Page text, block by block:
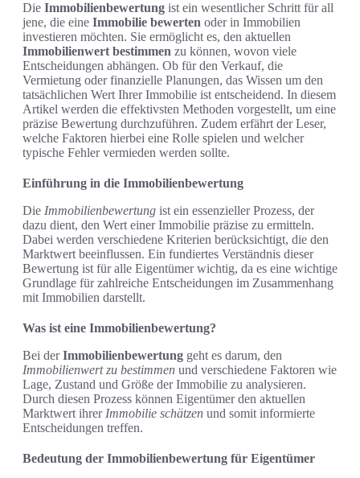
Die Immobilienbewertung ist ein wesentlicher Schritt für all
jene, die eine Immobilie bewerten oder in Immobilien
investieren möchten. Sie ermöglicht es, den aktuellen
Immobilienwert bestimmen zu können, wovon viele
Entscheidungen abhängen. Ob für den Verkauf, die
Vermietung oder finanzielle Planungen, das Wissen um den
tatsächlichen Wert Ihrer Immobilie ist entscheidend. In diesem
Artikel werden die effektivsten Methoden vorgestellt, um eine
präzise Bewertung durchzuführen. Zudem erfährt der Leser,
welche Faktoren hierbei eine Rolle spielen und welcher
typische Fehler vermieden werden sollte.
Einführung in die Immobilienbewertung
Die Immobilienbewertung ist ein essenzieller Prozess, der
dazu dient, den Wert einer Immobilie präzise zu ermitteln.
Dabei werden verschiedene Kriterien berücksichtigt, die den
Marktwert beeinflussen. Ein fundiertes Verständnis dieser
Bewertung ist für alle Eigentümer wichtig, da es eine wichtige
Grundlage für zahlreiche Entscheidungen im Zusammenhang
mit Immobilien darstellt.
Was ist eine Immobilienbewertung?
Bei derImmobilienbewertung geht es darum, den
Immobilienwert zu bestimmen und verschiedene Faktoren wie
Lage, Zustand und Größe der Immobilie zu analysieren.
Durch diesen Prozess können Eigentümer den aktuellen
Marktwert ihrer Immobilie schätzen und somit informierte
Entscheidungen treffen.
Bedeutung der Immobilienbewertung für Eigentümer